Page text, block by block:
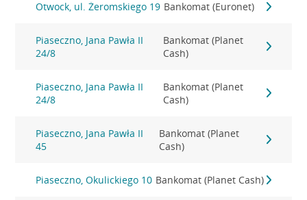
Otwock, ul. Żeromskiego 19 Bankomat (Euronet)
Piaseczno, Jana Pawła II
24/8
Bankomat (Planet
Cash)
Piaseczno, Jana Pawła II
24/8
Bankomat (Planet
Cash)
Piaseczno, Jana Pawła II
45
Bankomat (Planet
Cash)
Piaseczno, Okulickiego 10 Bankomat (Planet Cash)